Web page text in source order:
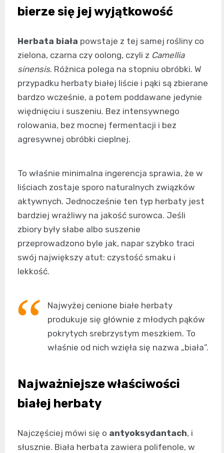
bierze się jej wyjątkowość
Herbata biała powstaje z tej samej rośliny co
zielona, czarna czy oolong, czyli z Camellia
sinensis. Różnica polega na stopniu obróbki. W
przypadku herbaty białej liście i pąki są zbierane
bardzo wcześnie, a potem poddawane jedynie
więdnięciu i suszeniu. Bez intensywnego
rolowania, bez mocnej fermentacji i bez
agresywnej obróbki cieplnej.
To właśnie minimalna ingerencja sprawia, że w
liściach zostaje sporo naturalnych związków
aktywnych. Jednocześnie ten typ herbaty jest
bardziej wrażliwy na jakość surowca. Jeśli
zbiory były słabe albo suszenie
przeprowadzono byle jak, napar szybko traci
swój największy atut: czystość smaku i
lekkość.
Najwyżej cenione białe herbaty
produkuje się głównie z młodych pąków
pokrytych srebrzystym meszkiem. To
właśnie od nich wzięła się nazwa „biała”.
Najważniejsze właściwości
białej herbaty
Najczęściej mówi się o antyoksydantach, i
słusznie. Biała herbata zawiera polifenole, w